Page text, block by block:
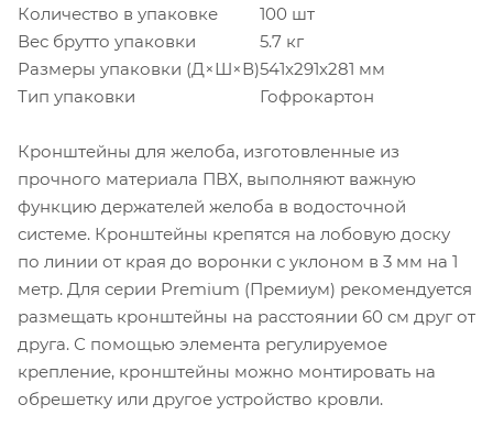
Количество в упаковке
100 шт
Вес брутто упаковки
5.7 кг
Размеры упаковки (Д×Ш×В)541x291x281 мм
Тип упаковки
Гофрокартон
Кронштейны для желоба, изготовленные из
прочного материала ПВХ, выполняют важную
функцию держателей желоба в водосточной
системе. Кронштейны крепятся на лобовую доску
по линии от края до воронки с уклоном в 3 мм на 1
метр. Для серии Premium (Премиум) рекомендуется
размещать кронштейны на расстоянии 60 см друг от
друга. С помощью элемента регулируемое
крепление, кронштейны можно монтировать на
обрешетку или другое устройство кровли.